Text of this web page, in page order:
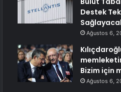
Destek
Ağustos 6,
Bizim için
Ağustos 6,